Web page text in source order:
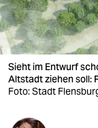
verlag
veranstaltungen
shop
fragen & hilfe
unterstützen
Sieht im Entwurf
Altstadt ziehen soll:
Foto: Stadt